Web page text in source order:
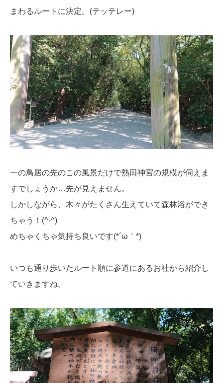
まわるルートに決定。(テッテレー)
一の鳥居の先のこの風景だけで熱田神宮の規模が伺えま
すでしょうか…先が見えません。
しかしながら、木々がたくさん生えていて森林浴ができ
ちゃう！(^-^)
めちゃくちゃ気持ち良いです(*´ω｀*)
いつも通り歩いたルート順に参道にあるお社から紹介し
ていきますね。